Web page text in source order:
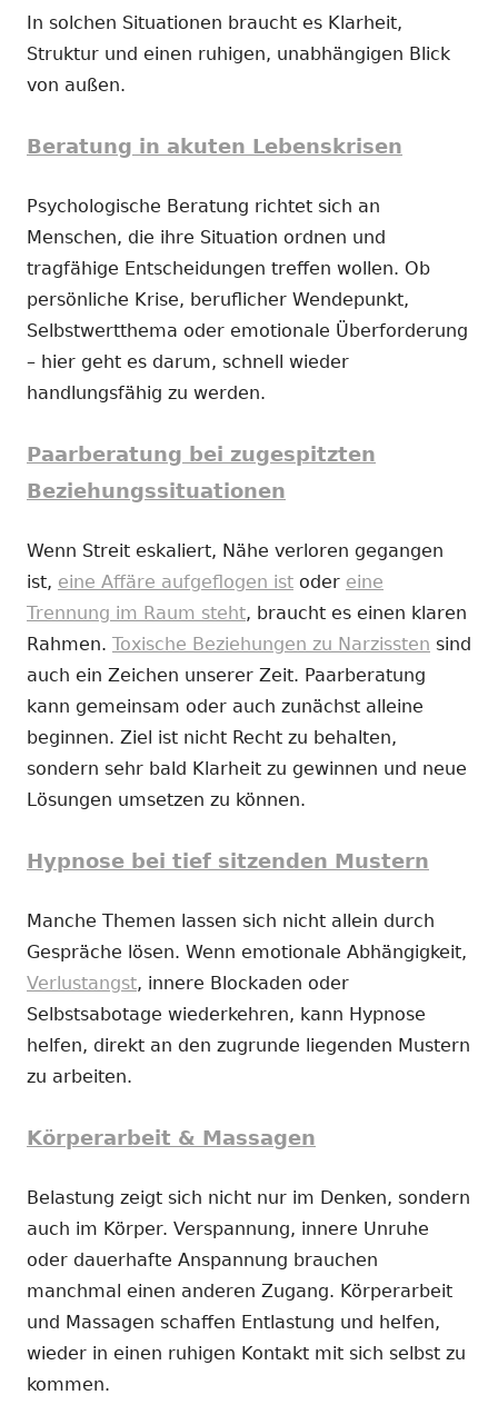
In solchen Situationen braucht es Klarheit,
Struktur und einen ruhigen, unabhängigen Blick
von außen.
Beratung in akuten Lebenskrisen
Psychologische Beratung richtet sich an
Menschen, die ihre Situation ordnen und
tragfähige Entscheidungen treffen wollen. Ob
persönliche Krise, beruflicher Wendepunkt,
Selbstwertthema oder emotionale Überforderung
– hier geht es darum, schnell wieder
handlungsfähig zu werden.
Paarberatung bei zugespitzten
Beziehungssituationen
Wenn Streit eskaliert, Nähe verloren gegangen
ist, eine Affäre aufgeflogen ist oder eine
Trennung im Raum steht, braucht es einen klaren
Rahmen. Toxische Beziehungen zu Narzissten sind
auch ein Zeichen unserer Zeit. Paarberatung
kann gemeinsam oder auch zunächst alleine
beginnen. Ziel ist nicht Recht zu behalten,
sondern sehr bald Klarheit zu gewinnen und neue
Lösungen umsetzen zu können.
Hypnose bei tief sitzenden Mustern
Manche Themen lassen sich nicht allein durch
Gespräche lösen. Wenn emotionale Abhängigkeit,
Verlustangst, innere Blockaden oder
Selbstsabotage wiederkehren, kann Hypnose
helfen, direkt an den zugrunde liegenden Mustern
zu arbeiten.
Körperarbeit & Massagen
Belastung zeigt sich nicht nur im Denken, sondern
auch im Körper. Verspannung, innere Unruhe
oder dauerhafte Anspannung brauchen
manchmal einen anderen Zugang. Körperarbeit
und Massagen schaffen Entlastung und helfen,
wieder in einen ruhigen Kontakt mit sich selbst zu
kommen.